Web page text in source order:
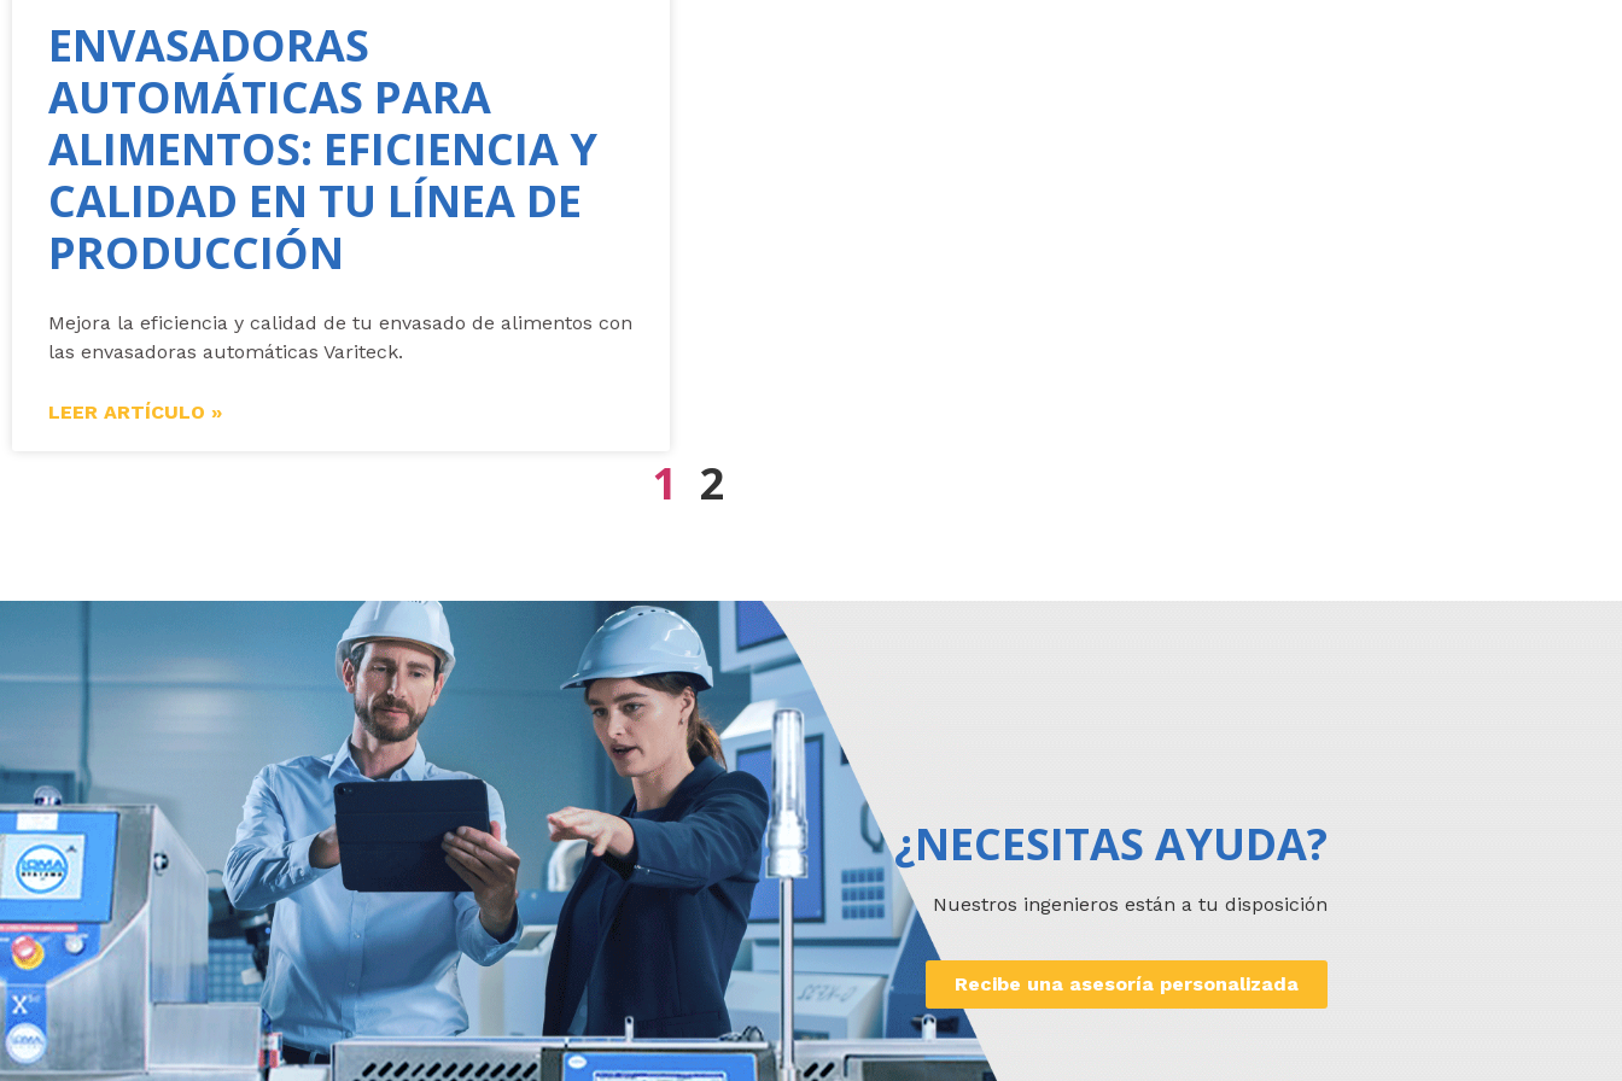
ENVASADORAS
AUTOMÁTICAS PARA
ALIMENTOS: EFICIENCIA Y
CALIDAD EN TU LÍNEA DE
PRODUCCIÓN
Mejora la eficiencia y calidad de tu envasado de alimentos con
las envasadoras automáticas Variteck.
LEER ARTÍCULO »
1 2
¿NECESITAS AYUDA?
Nuestros ingenieros están a tu disposición
Recibe una asesoría personalizada